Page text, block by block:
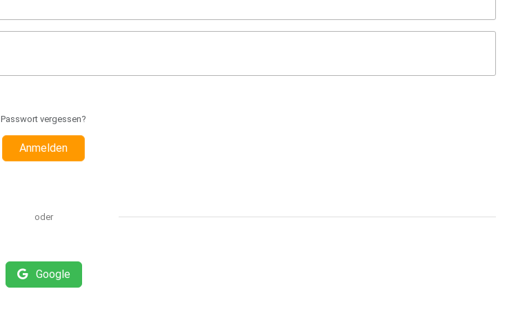
Passwort vergessen?
Anmelden
oder
Google